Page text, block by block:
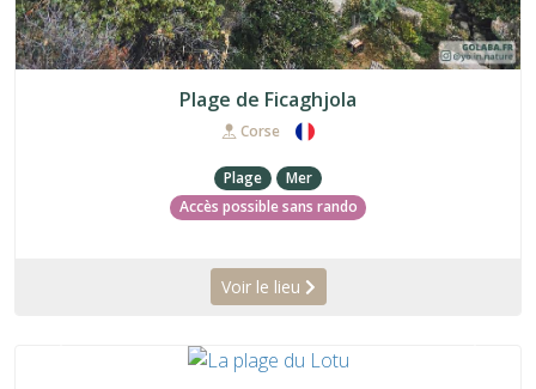
Plage de Ficaghjola
Corse
Plage
Mer
Accès possible sans rando
Voir le lieu